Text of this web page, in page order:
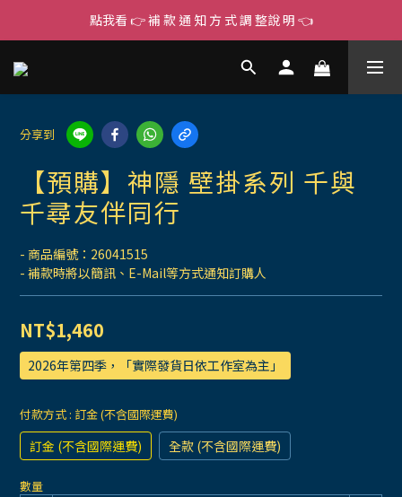
點我看 👉 補 款 通 知 方 式 調 整說 明 👈
分享到
【預購】神隱 壁掛系列 千與
千尋友伴同行
- 商品編號：26041515
- 補款時將以簡訊、E-Mail等方式通知訂購人
NT$1,460
2026年第四季，「實際發貨日依工作室為主」
付款方式 : 訂金 (不含國際運費)
訂金 (不含國際運費) 全款 (不含國際運費)
數量